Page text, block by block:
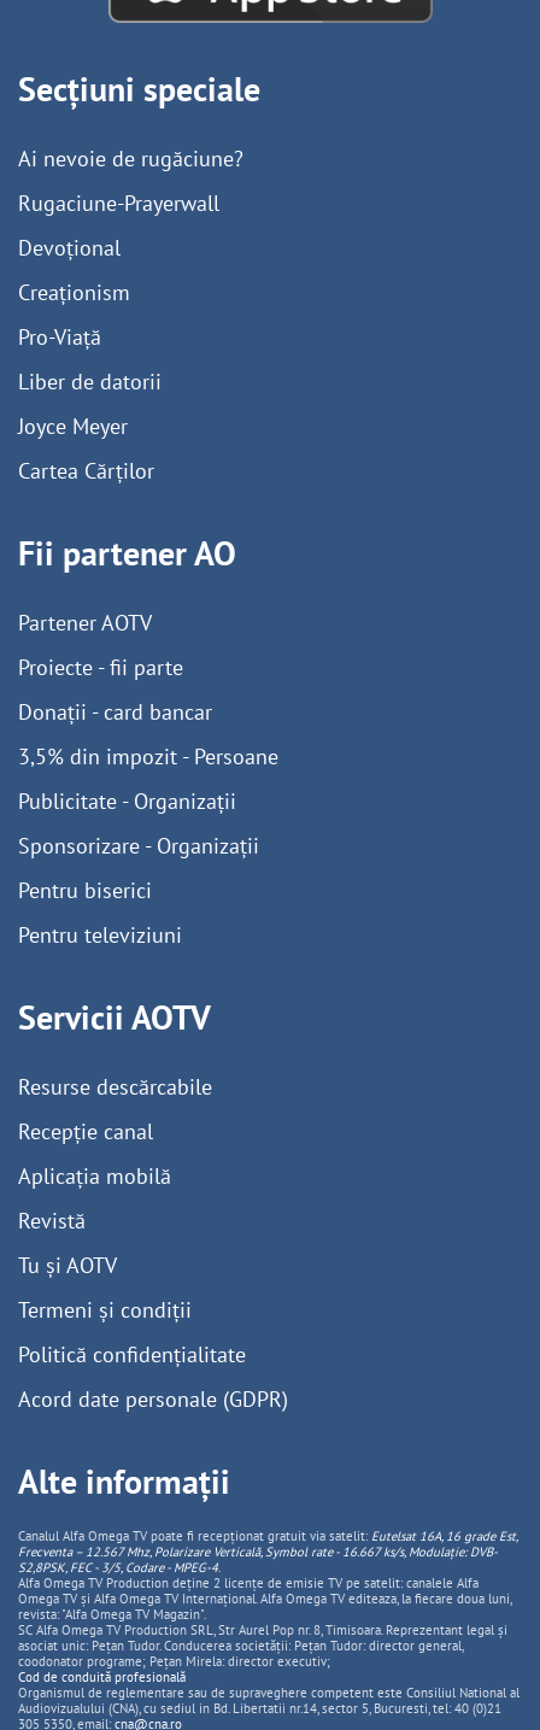
Secțiuni speciale
Ai nevoie de rugăciune?
Rugaciune-Prayerwall
Devoțional
Creaționism
Pro-Viață
Liber de datorii
Joyce Meyer
Cartea Cărților
Fii partener AO
Partener AOTV
Proiecte - fii parte
Donații - card bancar
3,5% din impozit - Persoane
Publicitate - Organizații
Sponsorizare - Organizații
Pentru biserici
Pentru televiziuni
Servicii AOTV
Resurse descărcabile
Recepție canal
Aplicația mobilă
Revistă
Tu și AOTV
Termeni și condiții
Politică confidențialitate
Acord date personale (GDPR)
Alte informații
Canalul Alfa Omega TV poate fi recepționat gratuit via satelit: Eutelsat 16A, 16 grade Est,
Frecventa – 12.567 Mhz, PolarizareVerticală, Symbol rate - 16.667 ks/s, Modulație: DVB-
S2,8PSK, FEC - 3/5, Codare - MPEG-4.
Alfa Omega TV Production deține 2 licențe de emisie TV pe satelit: canalele Alfa
Omega TV și Alfa Omega TV Internațional. Alfa Omega TV editeaza, la fiecare doua luni,
revista: "Alfa Omega TV Magazin".
SC Alfa Omega TV Production SRL, Str Aurel Pop nr. 8, Timisoara. Reprezentant legal și
asociat unic: Pețan Tudor. Conducerea societății: Pețan Tudor: director general,
coodonator programe; Pețan Mirela: director executiv;
Cod de conduită profesională
Organismul de reglementare sau de supraveghere competent este Consiliul National al
Audiovizualului (CNA), cu sediul in Bd. Libertatii nr.14, sector 5, Bucuresti, tel: 40 (0)21
305 5350, email: cna@cna.ro